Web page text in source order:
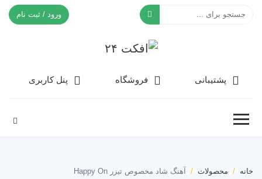
ورود / ثبت نام
پشتیبانی فروشگاه پنل کاربری
خانه محصولات آهنگ شاد مخصوص تیزر Happy On